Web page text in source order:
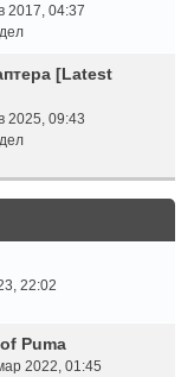
2017, 04:37
[Latest
2025, 09:43
22:02
Puma
2022, 01:45